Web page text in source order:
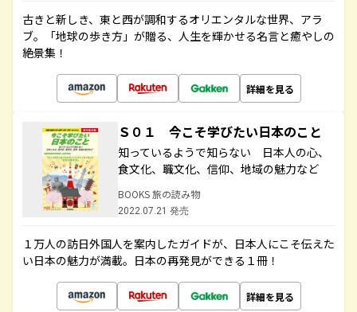
古きと新しき、東と西が調和するオリエンタルな世界、アラ
ブ。「地球の歩き方」が贈る、人生を輝かせる名言と癒やしの
絶景集！
詳細を見る
Ｓ０１ 今こそ学びたい日本のこと
知っているようで知らない 日本人の心、
食文化、職文化、信仰、地域の魅力など
BOOKS 旅の読み物
2022.07.21 発売
１万人の訪日外国人を案内したガイドが、日本人にこそ伝えた
い日本の魅力が満載。日本の再発見ができる１冊！
詳細を見る